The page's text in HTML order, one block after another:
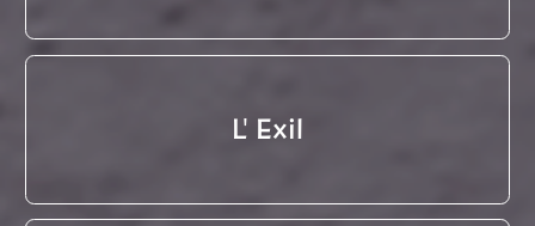
L' Exil